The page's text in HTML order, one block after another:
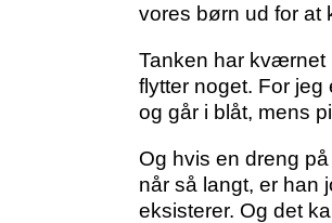
vores børn ud for
Tanken har kværnet
flytter noget. For
og går i blåt, mens
Og hvis en dreng
når så langt, er han
eksisterer. Og det